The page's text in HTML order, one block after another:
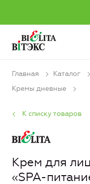
Главная Каталог
Кремы дневные
К списку товаров
Крем для
«SPA-